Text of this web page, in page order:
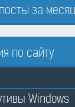
за месяц
по сайту
Windows